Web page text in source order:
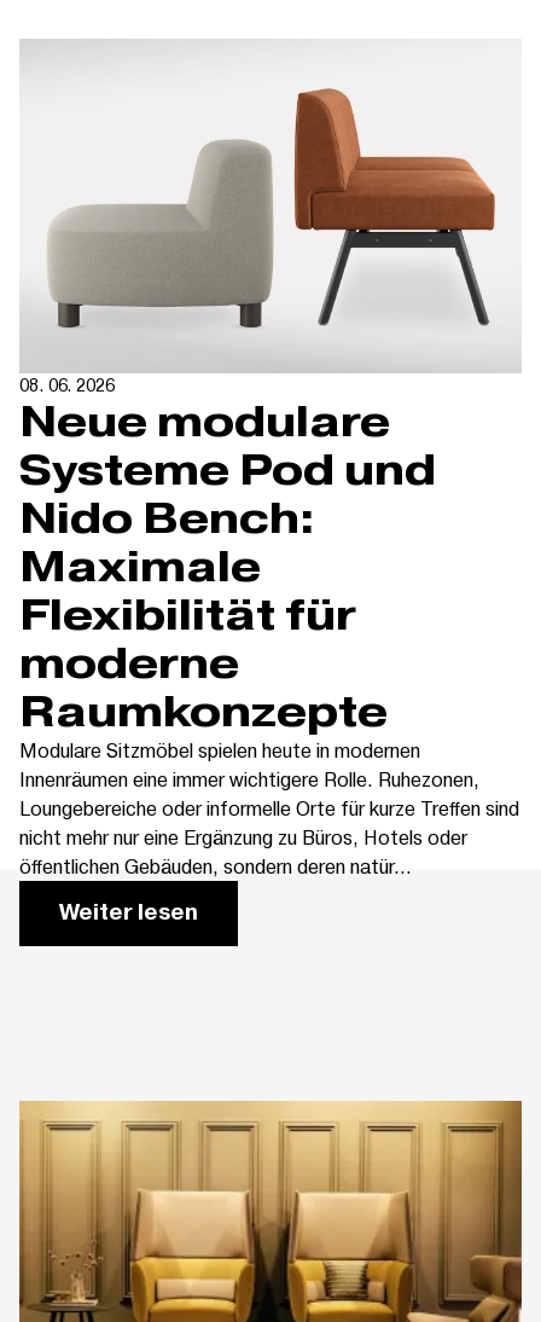
08. 06. 2026
Neue modulare
Systeme Pod und
Nido Bench:
Maximale
Flexibilität für
moderne
Raumkonzepte
Modulare Sitzmöbel spielen heute in modernen
Innenräumen eine immer wichtigere Rolle. Ruhezonen,
Loungebereiche oder informelle Orte für kurze Treffen sind
nicht mehr nur eine Ergänzung zu Büros, Hotels oder
öffentlichen Gebäuden, sondern deren natür...
Weiter lesen